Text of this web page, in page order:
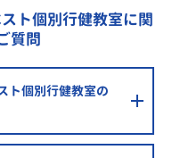
ト個別行健教室に関
質問
ト個別行健教室の